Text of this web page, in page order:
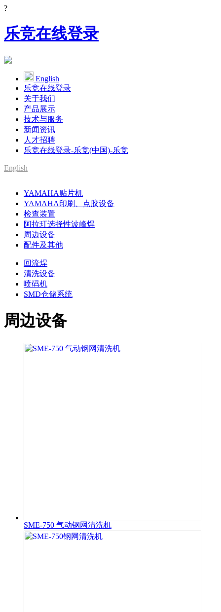
?
乐竞在线登录
English
乐竞在线登录
关于我们
产品展示
技术与服务
新闻资讯
人才招聘
乐竞在线登录-乐竞(中国)-乐竞
English
YAMAHA代理
YAMAHA贴片机
YAMAHA印刷、点胶设备
检查装置
阿拉玎选择性波峰焊
周边设备
配件及其他
回流焊
清洗设备
喷码机
SMD仓储系统
周边设备
SME-750 气动钢网清洗机